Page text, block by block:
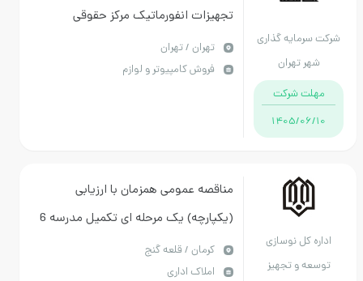
شرکت سرمایه گذاری
شهر تهران
مهلت شرکت
1405/06/10
تجهیزات انفورماتیک مرکز حقوقی
شهرداری تهران
تهران / تهران
فروش کامپیوتر و لوازم
اداره کل نوسازی
توسعه و تجهیز
مناقصه عمومی همزمان با ارزیابی
(یکپارچه) یک مرحله ای تکميل مدرسه 6
کلاسه فضیلت چهل منی قلعه گنج
كرمان / قلعه گنج
املاک اداری